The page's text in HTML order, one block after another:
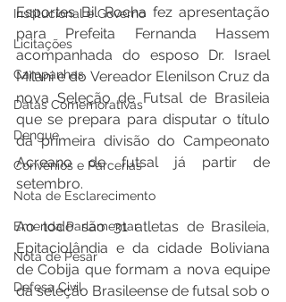
Institucional e Governo
Licitações
Campanhas
Datas Comemorativas
Dengue
Convênios e Parcerias
Nota de Esclarecimento
Emenda Parlamentar
Nota de Pesar
Defesa Civil
Esportes Bil Rocha fez apresentação
para Prefeita Fernanda Hassem
acompanhada do esposo Dr. Israel
Milani e do Vereador Elenilson Cruz da
nova Seleção de Futsal de Brasileia
que se prepara para disputar o título
da primeira divisão do Campeonato
Acreano de futsal já partir de
setembro.
Ao todo são 31 atletas de Brasileia,
Epitaciolândia e da cidade Boliviana
de Cobija que formam a nova equipe
da seleção Brasileense de futsal sob o